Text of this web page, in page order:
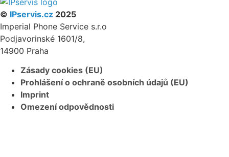
© IPservis.cz 2025
Imperial Phone Service s.r.o
Podjavorinské 1601/8,
14900 Praha
Zásady cookies (EU)
Prohlášení o ochraně osobních údajů (EU)
Imprint
Omezení odpovědnosti